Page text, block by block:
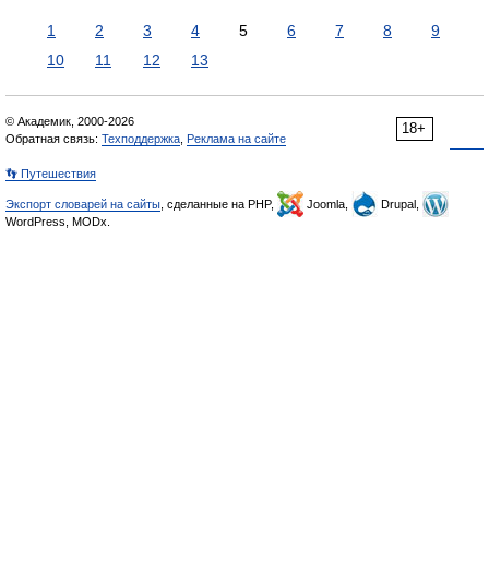
1 2 3 4 5 6 7 8
9
10
11 12 13
18+
© Академик, 2000-2026
Обратная связь: Техподдержка Реклама на сайте
👣 Путешествия
Экспорт словарей на сайты , сделанные на PHP, Joomla,
Drupal,
WordPress, MODx.